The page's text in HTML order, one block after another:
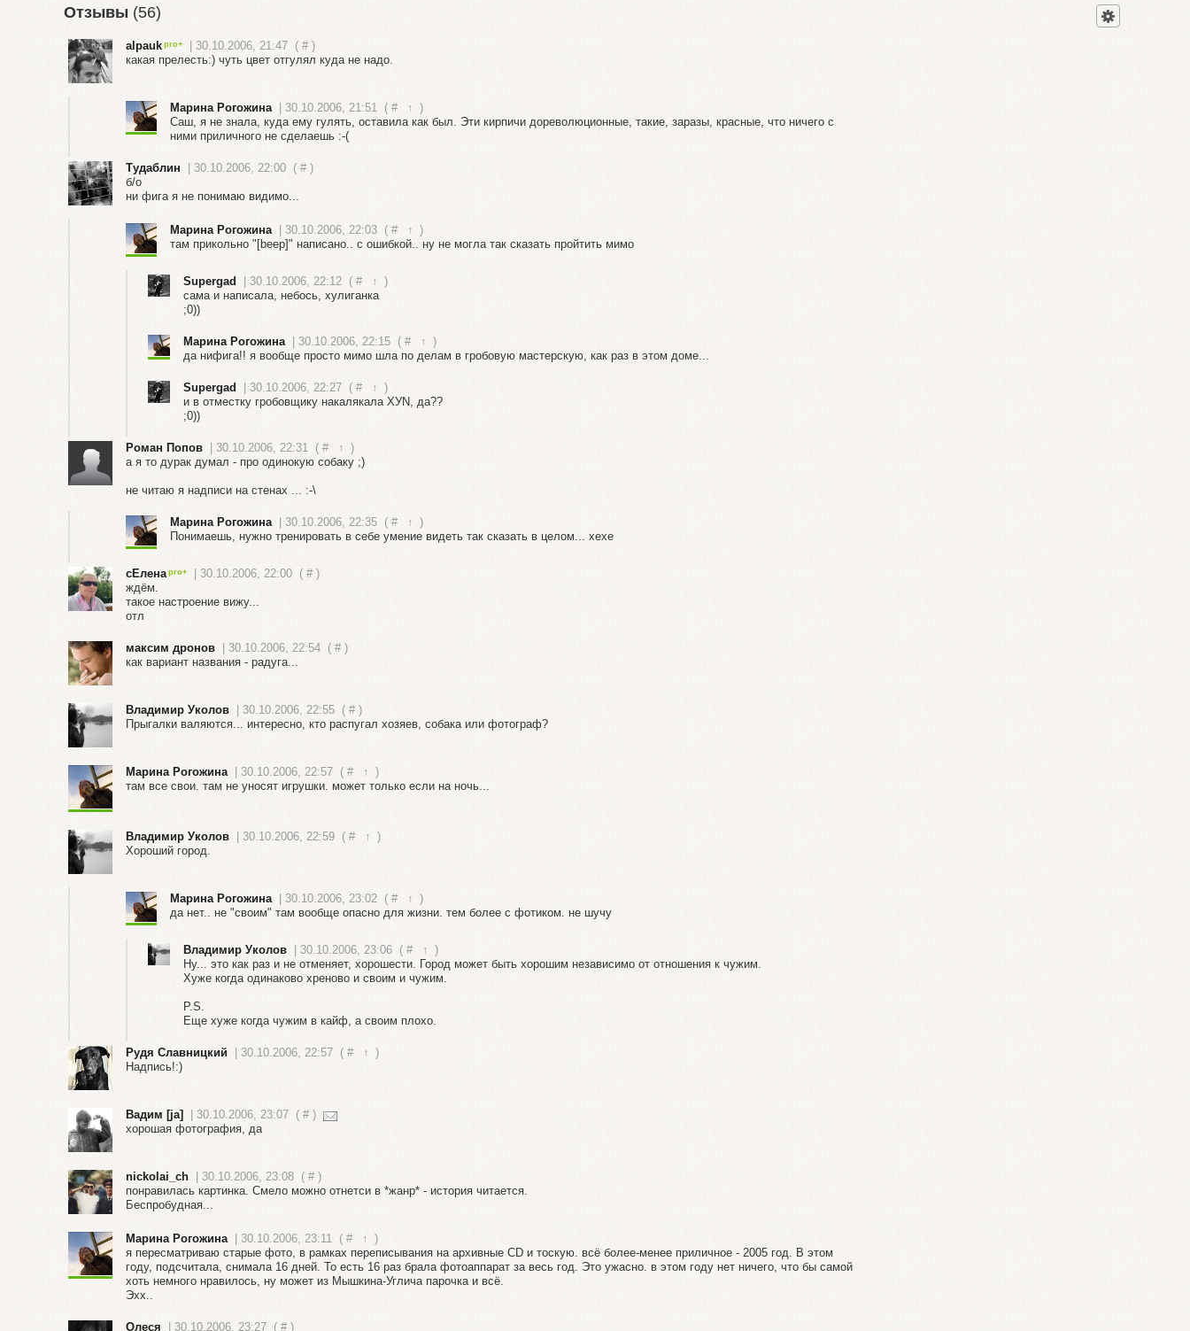
Отзывы (56)
alpauk | 30.10.2006, 21:47 ( # )
какая прелесть:) чуть цвет отгулял куда не надо.
Марина Рогожина | 30.10.2006, 21:51 ( # ↑ )
Саш, я не знала, куда ему гулять, оставила как был. Эти кирпичи дореволюционные, такие, заразы, красные, что ничего с
ними приличного не сделаешь :-(
Тудаблин | 30.10.2006, 22:00 ( # )
б/о
ни фига я не понимаю видимо...
Марина Рогожина | 30.10.2006, 22:03 ( # ↑ )
там прикольно "[beep]" написано.. с ошибкой.. ну не могла так сказать пройтить мимо
Supergad | 30.10.2006, 22:12 ( # ↑ )
сама и написала, небось, хулиганка
;0))
Марина Рогожина | 30.10.2006, 22:15 ( # ↑ )
да нифига!! я вообще просто мимо шла по делам в гробовую мастерскую, как раз в этом доме...
Supergad | 30.10.2006, 22:27 ( # ↑ )
и в отместку гробовщику накалякала ХУN, да??
;0))
Роман Попов | 30.10.2006, 22:31 ( # ↑ )
а я то дурак думал - про одинокую собаку ;)
не читаю я надписи на стенах ... :-\
Марина Рогожина | 30.10.2006, 22:35 ( # ↑ )
Понимаешь, нужно тренировать в себе умение видеть так сказать в целом... хехе
сЕлена | 30.10.2006, 22:00 ( # )
ждём.
такое настроение вижу...
отл
максим дронов | 30.10.2006, 22:54 ( # )
как вариант названия - радуга...
Владимир Уколов | 30.10.2006, 22:55 ( # )
Прыгалки валяются... интересно, кто распугал хозяев, собака или фотограф?
Марина Рогожина | 30.10.2006, 22:57 ( # ↑ )
там все свои. там не уносят игрушки. может только если на ночь...
Владимир Уколов | 30.10.2006, 22:59 ( # ↑ )
Хороший город.
Марина Рогожина | 30.10.2006, 23:02 ( # ↑ )
да нет.. не "своим" там вообще опасно для жизни. тем более с фотиком. не шучу
Владимир Уколов | 30.10.2006, 23:06 ( # ↑ )
Ну... это как раз и не отменяет, хорошести. Город может быть хорошим независимо от отношения к чужим.
Хуже когда одинаково хреново и своим и чужим.
P.S.
Еще хуже когда чужим в кайф, а своим плохо.
Рудя Славницкий | 30.10.2006, 22:57 ( # ↑ )
Надпись!:)
Вадим [ja] | 30.10.2006, 23:07 ( # )
хорошая фотография, да
nickolai_ch | 30.10.2006, 23:08 ( # )
понравилась картинка. Смело можно отнетси в *жанр* - история читается.
Беспробудная...
Марина Рогожина | 30.10.2006, 23:11 ( # ↑ )
я пересматриваю старые фото, в рамках переписывания на архивные CD и тоскую. всё более-менее приличное - 2005 год. В этом
году, подсчитала, снимала 16 дней. То есть 16 раз брала фотоаппарат за весь год. Это ужасно. в этом году нет ничего, что бы самой
хоть немного нравилось, ну может из Мышкина-Углича парочка и всё.
Эхх..
Олеся | 30.10.2006, 23:27 ( # )